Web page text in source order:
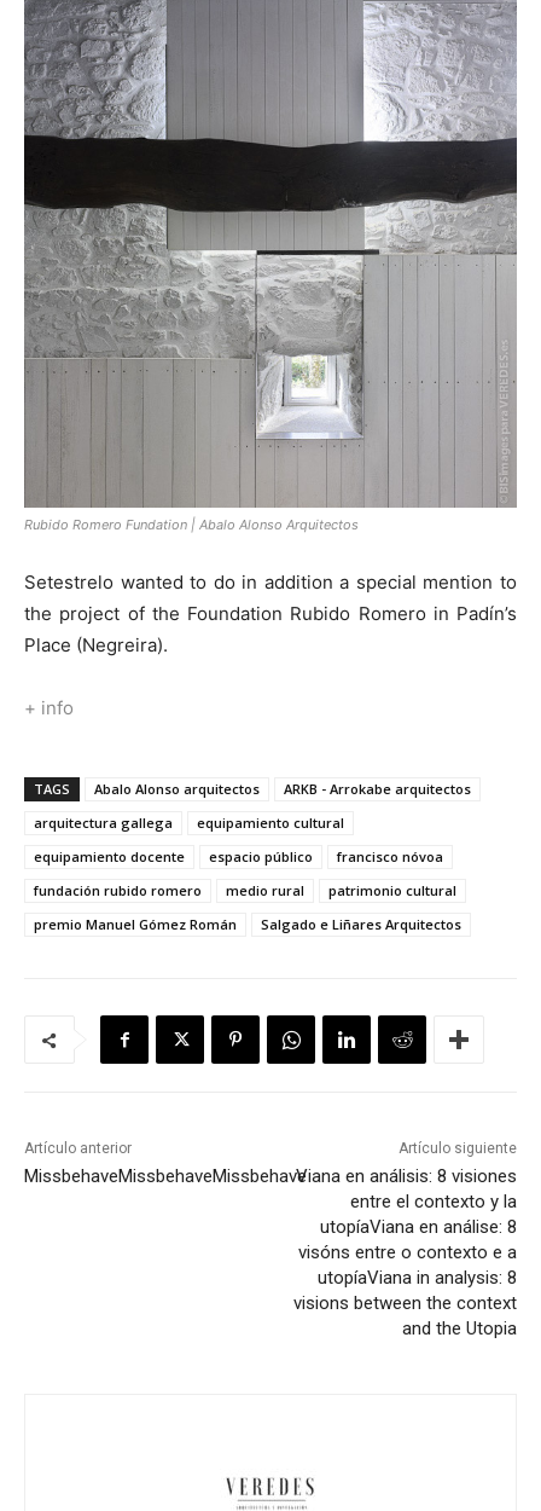
Rubido Romero Fundation | Abalo Alonso Arquitectos
Setestrelo wanted to do in addition a special mention to
the project of the Foundation Rubido Romero in Padín’s
Place (Negreira).
+ info
TAGS Abalo Alonso arquitectos
ARKB - Arrokabe arquitectos
arquitectura gallega
equipamiento cultural
equipamiento docente
espacio público
francisco nóvoa
fundación rubido romero
medio rural
patrimonio cultural
premio Manuel Gómez Román
Salgado e Liñares Arquitectos
Artículo anterior
MissbehaveMissbehaveMissbehave
Artículo siguiente
Viana en análisis: 8 visiones
entre el contexto y la
utopíaViana en análise: 8
visóns entre o contexto e a
utopíaViana in analysis: 8
visions between the context
and the Utopia